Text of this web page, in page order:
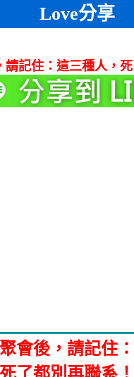
Love分享
請記住：這三種人，
會後，請記住